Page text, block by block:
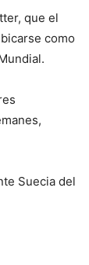
que el
como
Suecia del